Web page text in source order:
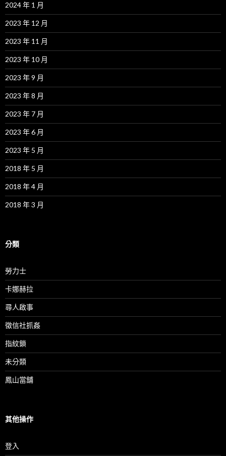
2024 年 1 月
2023 年 12 月
2023 年 11 月
2023 年 10 月
2023 年 9 月
2023 年 8 月
2023 年 7 月
2023 年 6 月
2023 年 5 月
2018 年 5 月
2018 年 4 月
2018 年 3 月
分類
勞力士
卡娜赫拉
尋人啟事
徵信社抓姦
指紋鎖
未分類
鳳山當舖
其他操作
登入